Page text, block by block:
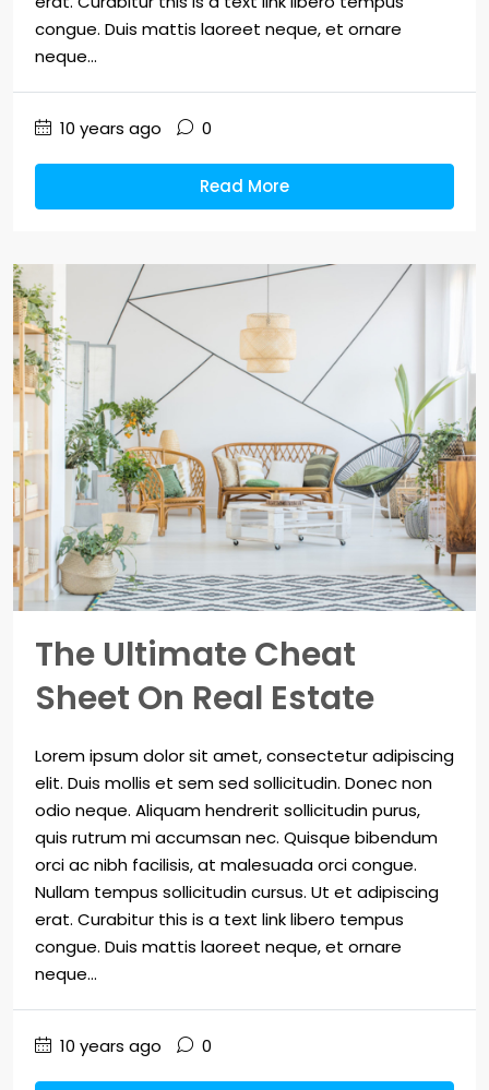
congue. Duis mattis laoreet neque, et ornare
neque...
10 years ago 0
Read More
The Ultimate Cheat
Sheet On Real Estate
Lorem ipsum dolor sit amet, consectetur adipiscing
elit. Duis mollis et sem sed sollicitudin. Donec non
odio neque. Aliquam hendrerit sollicitudin purus,
quis rutrum mi accumsan nec. Quisque bibendum
orci ac nibh facilisis, at malesuada orci congue.
Nullam tempus sollicitudin cursus. Ut et adipiscing
erat. Curabitur this is a text link libero tempus
congue. Duis mattis laoreet neque, et ornare
neque...
10 years ago 0